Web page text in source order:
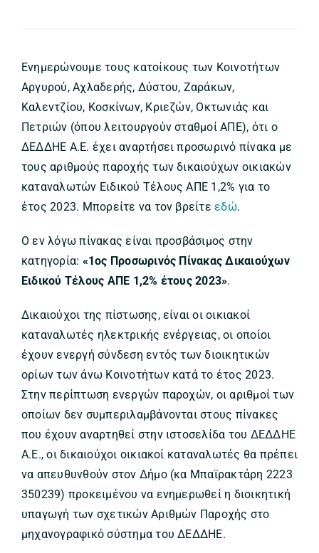
Ενημερώνουμε τους κατοίκους των Κοινοτήτων
Αργυρού, Αχλαδερής, Δύστου, Ζαράκων,
Καλεντζίου, Κοσκίνων, Κριεζών, Οκτωνιάς και
Πετριών (όπου λειτουργούν σταθμοί ΑΠΕ), ότι ο
ΔΕΔΔΗΕ Α.Ε. έχει αναρτήσει προσωρινό πίνακα με
τους αριθμούς παροχής των δικαιούχων οικιακών
καταναλωτών Ειδικού Τέλους ΑΠΕ 1,2% για το
έτος 2023. Μπορείτε να τον βρείτεεδώ.
Ο εν λόγω πίνακας είναι προσβάσιμος στην
κατηγορία: «1ος Προσωρινός Πίνακας Δικαιούχων
Ειδικού Τέλους ΑΠΕ 1,2% έτους 2023».
Δικαιούχοι της πίστωσης, είναι οι οικιακοί
καταναλωτές ηλεκτρικής ενέργειας, οι οποίοι
έχουν ενεργή σύνδεση εντός των διοικητικών
ορίων των άνω Κοινοτήτων κατά το έτος 2023.
Στην περίπτωση ενεργών παροχών, οι αριθμοί των
οποίων δεν συμπεριλαμβάνονται στους πίνακες
που έχουν αναρτηθεί στην ιστοσελίδα του ΔΕΔΔΗΕ
Α.Ε., οι δικαιούχοι οικιακοί καταναλωτές θα πρέπει
να απευθυνθούν στον Δήμο (κα Μπαϊρακτάρη 2223
350239) προκειμένου να ενημερωθεί η διοικητική
υπαγωγή των σχετικών Αριθμών Παροχής στο
μηχανογραφικό σύστημα του ΔΕΔΔΗΕ.